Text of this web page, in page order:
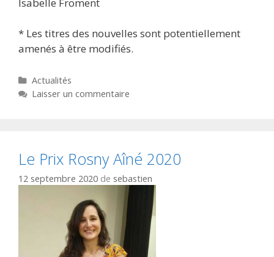
* Les titres des nouvelles sont potentiellement
amenés à être modifiés.
Catégories
Actualités
Laisser un commentaire
Le Prix Rosny Aîné 2020
12 septembre 2020 de sebastien